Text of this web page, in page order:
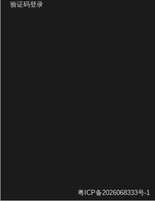
验证码登录
粤ICP备2026068333号-1